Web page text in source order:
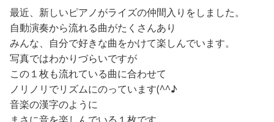
最近、新しいピアノがライズの仲間入りをしました。
自動演奏から流れる曲がたくさんあり
みんな、自分で好きな曲をかけて楽しんでいます。
写真ではわかりづらいですが
この１枚も流れている曲に合わせて
ノリノリでリズムにのっています(^^♪
音楽の漢字のように
まさに音を楽しんでいる１枚です。